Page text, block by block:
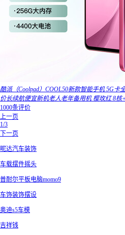
酷派（Coolpad）COOL50新款智能手机 5G卡
价长续航便宜新机老人老年备用机 樱玫红 8核
1000条评价
上一页
1/3
下一页
昵达汽车装饰
车载摆件摇头
普耐尔平板电脑momo9
车饰装饰摆设
奥迪s5车模
吉祥钱